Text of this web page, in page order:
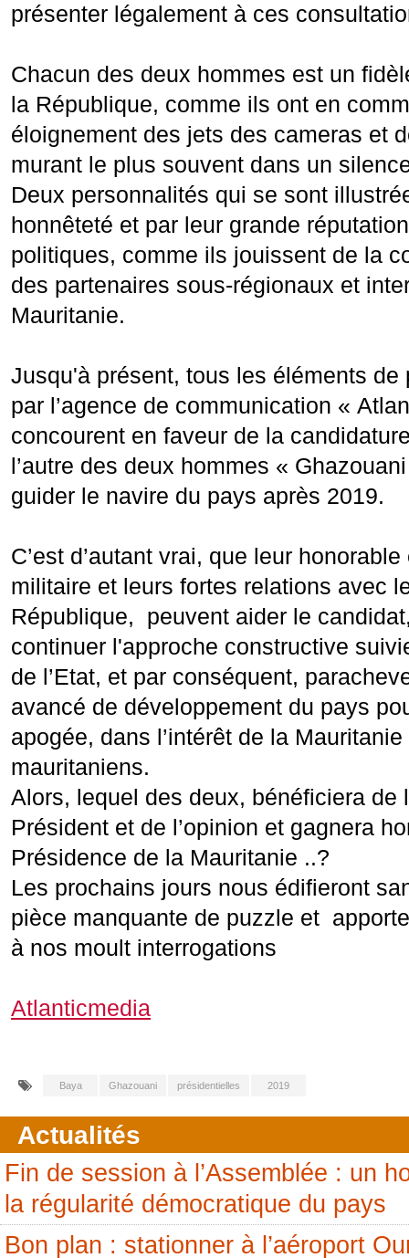
présenter légalement à ces
Chacun des deux hommes est un
la République, comme ils ont en
éloignement des jets des cameras et
murant le plus souvent dans un
Deux personnalités qui se sont
honnêteté et par leur grande
politiques, comme ils jouissent de la
des partenaires sous-régionaux et
Mauritanie.
Jusqu'à présent, tous les éléments de
par l’agence de communication «
concourent en faveur de la
l’autre des deux hommes «
guider le navire du pays après 2019.
C’est d’autant vrai, que leur
militaire et leurs fortes relations avec
République, peuvent aider le
continuer l'approche constructive
de l’Etat, et par conséquent,
avancé de développement du pays
apogée, dans l’intérêt de la
mauritaniens.
Alors, lequel des deux, bénéficiera
Président et de l’opinion et gagnera
Présidence de la Mauritanie ..?
Les prochains jours nous édifieront
pièce manquante de puzzle et
à nos moult interrogations
Atlanticmedia
Baya Ghazouani présidentielles 2019
Actualités
Fin de session à l’Assemblée : un
la régularité démocratique du pays
Bon plan : stationner à l’aéroport